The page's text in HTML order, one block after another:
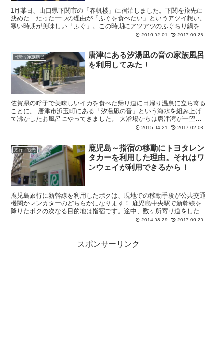
1月某日、山口県下関市の「春帆楼」に宿泊しました。下関を旅先に
決めた、たった一つの理由が「ふぐを食べたい」というアツイ想い。
寒い時期が美味しい「ふぐ」。この時期にアツアツのふぐちり鍋をホ
フホフしながら食べることを想像しただけでヨダレが。...
2016.02.01 2017.06.28
日帰り家族風呂
唐津にある汐湯凪の音の家族風呂
を利用してみた！
佐賀県の呼子で美味しいイカを食べた帰り道に日帰り温泉に立ち寄る
ことに。 唐津市浜玉町にある「汐湯凪の音」という海水を組み上げ
て沸かしたお風呂にやってきました。 大浴場からは唐津湾が一望で
き、とてもロケーションのよい場所にある...
2015.04.21 2017.02.03
旅行・観光
鹿児島～指宿の移動にトヨタレン
タカーを利用した理由。それはワ
ンウェイが利用できるから！
鹿児島旅行に新幹線を利用したボクは、現地での移動手段が公共交通
機関かレンカターのどちらかになります！ 鹿児島中央駅で新幹線を
降りたボクの次なる目的地は指宿です。途中、数ヶ所寄り道をしたい
ので公共交通機関での移動は不便。そこで、レン...
2014.03.29 2017.06.20
スポンサーリンク